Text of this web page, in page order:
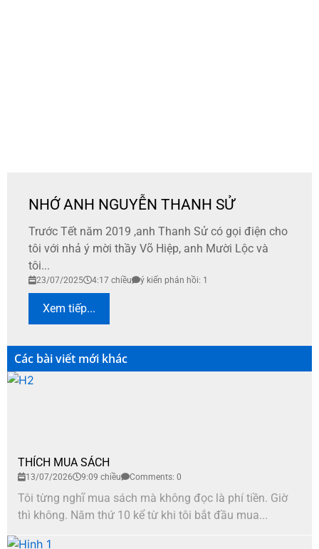
NHỚ ANH NGUYỄN THANH SỬ
Trước Tết năm 2019 ,anh Thanh Sử có gọi điện cho
tôi với nhả ý mời thầy Võ Hiệp, anh Mười Lộc và
tôi...
23/07/2025 4:17 chiều ý kiến phản hồi: 1
Xem tiếp...
Các bài viết mới khác
THÍCH MUA SÁCH
13/07/2026 9:09 chiều Comments: 0
Tôi từng nghĩ mua sách mà không đọc là phí tiền. Giờ
thì không. Năm thứ 10 kể từ khi tôi bắt đầu mua...